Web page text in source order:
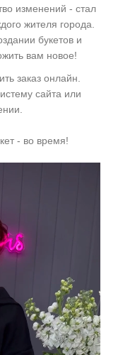
изменений - стал
жителя города.
букетов и
вам новое!
заказ онлайн.
сайта или
- во время!